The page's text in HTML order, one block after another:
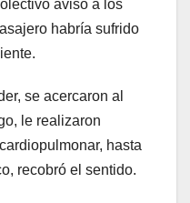
avisó a los
habría sufrido
se acercaron al
le realizaron
hasta
recobró el sentido.